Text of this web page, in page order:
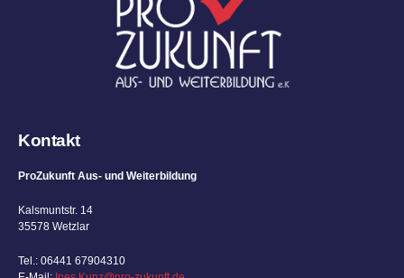
Kontakt
ProZukunft Aus- und Weiterbildung
Kalsmuntstr. 14
35578 Wetzlar
Tel.: 06441 67904310